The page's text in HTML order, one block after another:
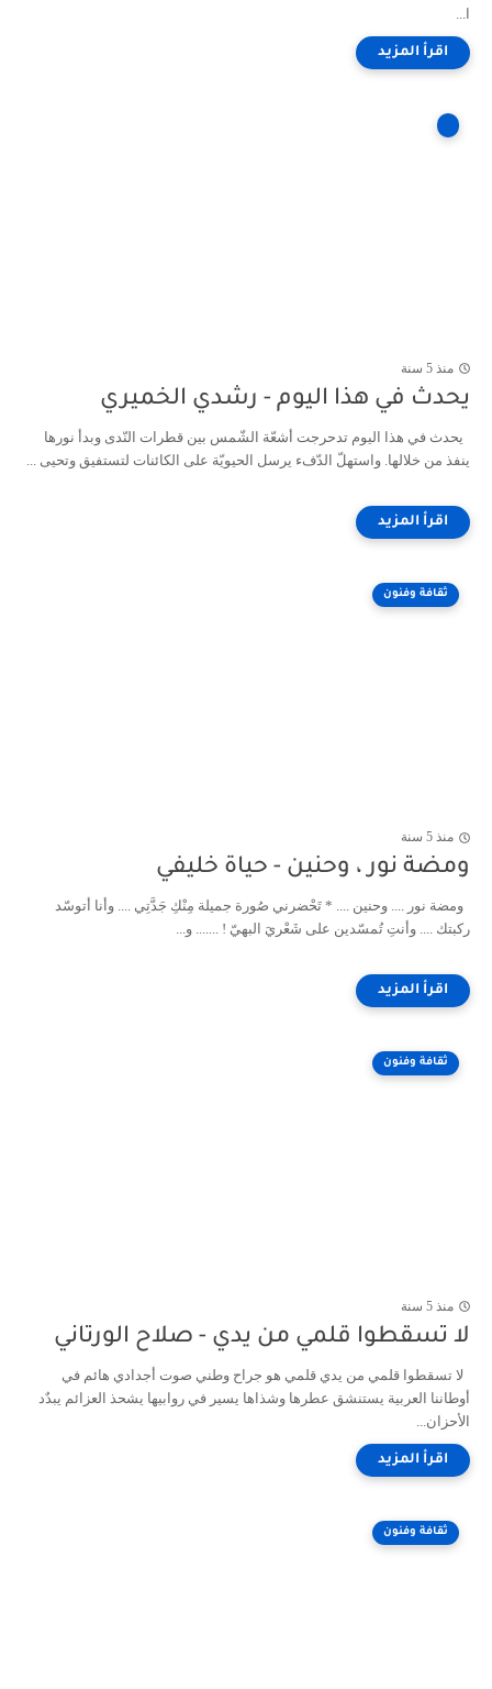
ا...
منذ 5 سنة
يحدث في هذا اليوم - رشدي الخميري
يحدث في هذا اليوم تدحرجت أشعّة الشّمس بين قطرات النّدى وبدأ نورها
ينفذ من خلالها. واستهلّ الدّفء يرسل الحيويّة على الكائنات لتستفيق وتحيى ...
ثقافة وفنون
منذ 5 سنة
ومضة نور ، وحنين - حياة خليفي
ومضة نور .... وحنين .... * تَحْضرني صُورة جميلة مِنْكِ جَدَّتِي .... وأنا أتوسّد
ركبتك .... وأنتِ تُمسّدين على شَعْريَ البهيّ ! ....... و...
ثقافة وفنون
منذ 5 سنة
لا تسقطوا قلمي من يدي - صلاح الورتاني
لا تسقطوا قلمي من يدي قلمي هو جراح وطني صوت أجدادي هائم في
أوطاننا العربية يستنشق عطرها وشذاها يسير في روابيها يشحذ العزائم يبدٌد
الأحزان...
ثقافة وفنون